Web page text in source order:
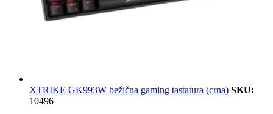
XTRIKE GK993W bežična gaming tastatura (crna) SKU:
10496